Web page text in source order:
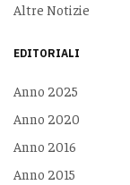
Altre Notizie
EDITORIALI
Anno 2025
Anno 2020
Anno 2016
Anno 2015